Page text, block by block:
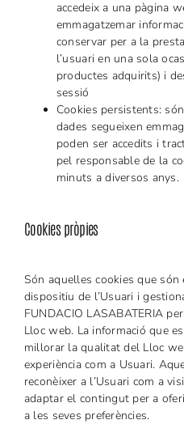
accedeix a una pàgina
emmagatzemar
conservar per a la
l’usuari en una sola
productes adquirits) i
sessió
Cookies persistents:
dades segueixen
poden ser accedits i
pel responsable de la
minuts a diversos anys.
Cookies pròpies
Són aquelles cookies que són
dispositiu de l’Usuari i
FUNDACIO LASABATERIA
Lloc web. La informació que
millorar la qualitat del Lloc
experiència com a Usuari.
reconèixer a l’Usuari com a
adaptar el contingut per a
a les seves preferències.